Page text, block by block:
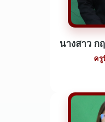
นางสาว
ครู